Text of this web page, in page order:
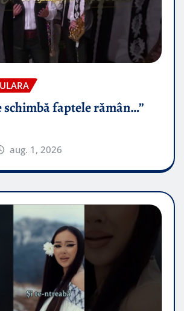
schimbă faptele rămân…”
aug. 1, 2026